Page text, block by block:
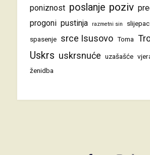
poniznost poslanje poziv
progoni pustinja razmetni sin slijepac
spasenje srce Isusovo Toma
Uskrs uskrsnuće uzašašće
ženidba